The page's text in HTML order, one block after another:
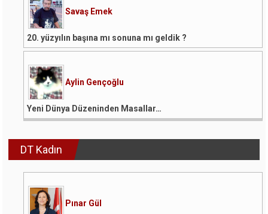
Savaş Emek
20. yüzyılın başına mı sonuna mı geldik ?
Aylin Gençoğlu
Yeni Dünya Düzeninden Masallar…
DT Kadın
Pınar Gül